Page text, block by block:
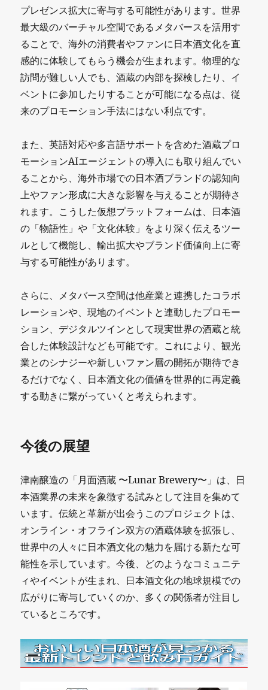
プレゼンス拡大に寄与する可能性があります。世界
最大級のバーチャル空間であるメタバースを活用す
ることで、海外の消費者やファンに日本酒文化を直
感的に体験してもらう機会が生まれます。物理的な
訪問が難しい人でも、酒蔵の内部を探検したり、イ
ベントに参加したりすることが可能になる点は、従
来のプロモーション手法にはない利点です。
また、英語対応や多言語サポートを含めた酒蔵プロ
モーションAIエージェントの導入にも取り組んでい
ることから、海外市場での日本酒ブランドの認知向
上やファン形成に大きな影響を与えることが期待さ
れます。こうした仮想プラットフォームは、日本酒
の「物語性」や「文化体験」をより深く伝えるツー
ルとして機能し、輸出拡大やブランド価値向上に寄
与する可能性があります。
さらに、メタバース空間は他産業と連携したコラボ
レーションや、現地のイベントと連動したプロモー
ション、デジタルツインとして現実世界の酒蔵と統
合した体験設計なども可能です。これにより、観光
業とのシナジーや新しいファン層の開拓が期待でき
るだけでなく、日本酒文化の価値を世界的に再定義
する動きに繋がっていくと考えられます。
今後の展望
津南醸造の「月面酒蔵 〜Lunar Brewery〜」は、日
本酒業界の未来を象徴する試みとして注目を集めて
います。伝統と革新が出会うこのプロジェクトは、
オンライン・オフライン双方の酒蔵体験を拡張し、
世界中の人々に日本酒文化の魅力を届ける新たな可
能性を示しています。今後、どのようなコミュニテ
ィやイベントが生まれ、日本酒文化の地球規模での
広がりに寄与していくのか、多くの関係者が注目し
ているところです。